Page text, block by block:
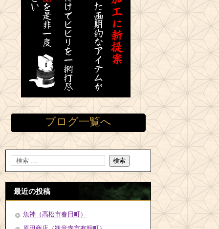
ブログ一覧へ
最近の投稿
魚神（高松市春日町）